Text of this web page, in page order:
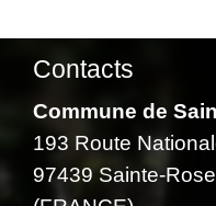
Contacts
Commune de
193 Route
97439 Sainte-